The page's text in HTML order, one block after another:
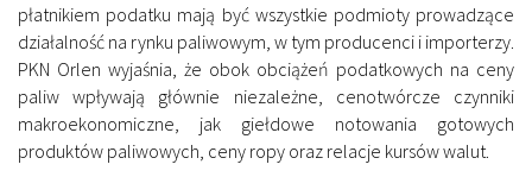
płatnikiem podatku mają być wszystkie podmioty prowadzące
działalność na rynku paliwowym, w tym producenci i importerzy.
PKN Orlen wyjaśnia, że obok obciążeń podatkowych na ceny
paliw wpływają głównie niezależne, cenotwórcze czynniki
makroekonomiczne, jak giełdowe notowania gotowych
produktów paliwowych, ceny ropy oraz relacje kursów walut.